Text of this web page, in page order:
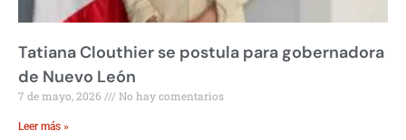
Tatiana Clouthier se postula para gobernadora
de Nuevo León
7 de mayo, 2026 No hay comentarios
Leer más »